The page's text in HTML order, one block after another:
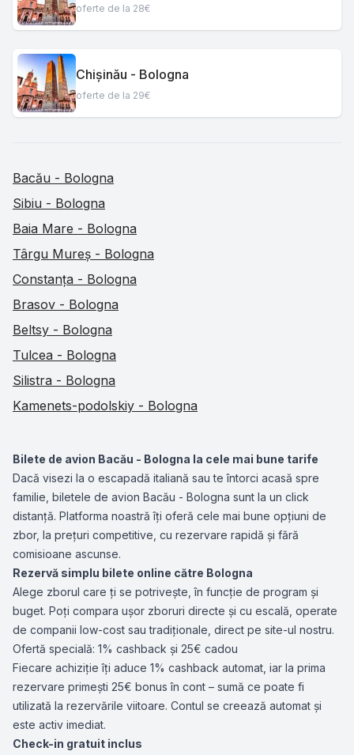
oferte de la 28€
Chișinău - Bologna
oferte de la 29€
Bacău - Bologna
Sibiu - Bologna
Baia Mare - Bologna
Târgu Mureș - Bologna
Constanța - Bologna
Brasov - Bologna
Beltsy - Bologna
Tulcea - Bologna
Silistra - Bologna
Kamenets-podolskiy - Bologna
Bilete de avion Bacău - Bologna la cele mai bune tarife
Dacă visezi la o escapadă italiană sau te întorci acasă spre
familie, biletele de avion Bacău - Bologna sunt la un click
distanță. Platforma noastră îți oferă cele mai bune opțiuni de
zbor, la prețuri competitive, cu rezervare rapidă și fără
comisioane ascunse.
Rezervă simplu bilete online către Bologna
Alege zborul care ți se potrivește, în funcție de program și
buget. Poți compara ușor zboruri directe și cu escală, operate
de companii low-cost sau tradiționale, direct pe site-ul nostru.
Ofertă specială: 1% cashback și 25€ cadou
Fiecare achiziție îți aduce 1% cashback automat, iar la prima
rezervare primești 25€ bonus în cont – sumă ce poate fi
utilizată la rezervările viitoare. Contul se creează automat și
este activ imediat.
Check-in gratuit inclus